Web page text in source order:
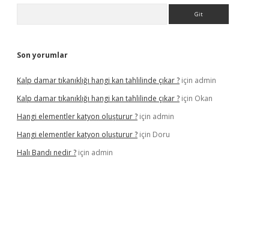
Son yorumlar
Kalp damar tıkanıklığı hangi kan tahlilinde çıkar ? için admin
Kalp damar tıkanıklığı hangi kan tahlilinde çıkar ? için Okan
Hangi elementler katyon oluşturur ? için admin
Hangi elementler katyon oluşturur ? için Doru
Halı Bandı nedir ? için admin